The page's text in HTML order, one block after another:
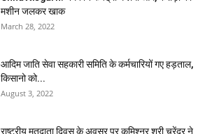
मशीन जलकर खाक
March 28, 2022
आदिम जाति सेवा सहकारी समिति के कर्मचारियों गए हड़ताल,
किसानो को...
August 3, 2022
राष्ट्रीय मतदाता दिवस के अवसर पर कमिश्नर श्री चुरेंद्र ने